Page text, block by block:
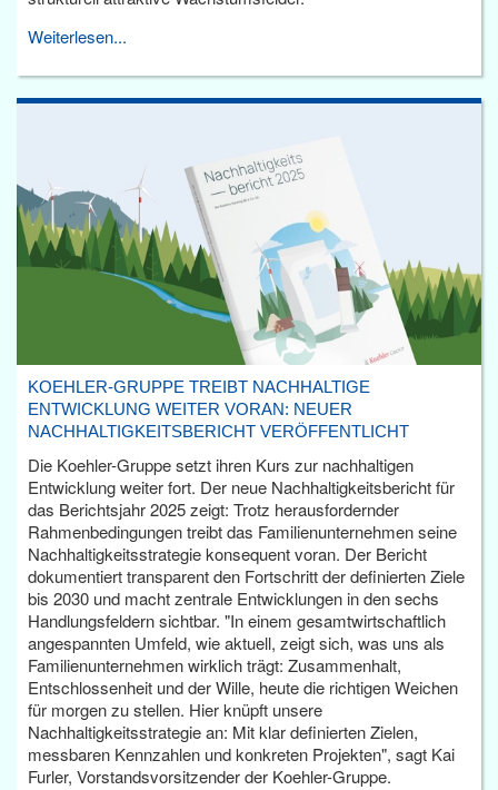
Weiterlesen...
KOEHLER-GRUPPE TREIBT NACHHALTIGE
ENTWICKLUNG WEITER VORAN: NEUER
NACHHALTIGKEITSBERICHT VERÖFFENTLICHT
Die Koehler-Gruppe setzt ihren Kurs zur nachhaltigen
Entwicklung weiter fort. Der neue Nachhaltigkeitsbericht für
das Berichtsjahr 2025 zeigt: Trotz herausfordernder
Rahmenbedingungen treibt das Familienunternehmen seine
Nachhaltigkeitsstrategie konsequent voran. Der Bericht
dokumentiert transparent den Fortschritt der definierten Ziele
bis 2030 und macht zentrale Entwicklungen in den sechs
Handlungsfeldern sichtbar. "In einem gesamtwirtschaftlich
angespannten Umfeld, wie aktuell, zeigt sich, was uns als
Familienunternehmen wirklich trägt: Zusammenhalt,
Entschlossenheit und der Wille, heute die richtigen Weichen
für morgen zu stellen. Hier knüpft unsere
Nachhaltigkeitsstrategie an: Mit klar definierten Zielen,
messbaren Kennzahlen und konkreten Projekten", sagt Kai
Furler, Vorstandsvorsitzender der Koehler-Gruppe.